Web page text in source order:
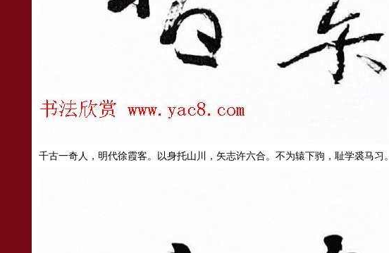
千古一奇人，明代徐霞客。以身托山川，矢志许六合。不为辕下驹，耻学裘马习。